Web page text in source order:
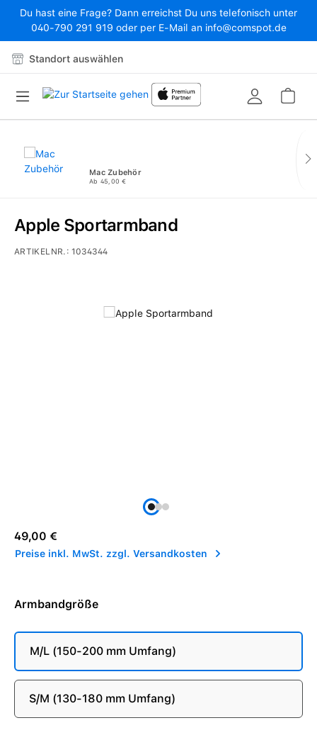
Zum Hauptinhalt springen
Du hast eine Frage? Dann erreichst Du uns telefonisch unter
040-790 291 919 oder per E-Mail an info@comspot.de
Standort auswählen
Mac Zubehör
Ab 45,00 €
Bildergalerie überspringen
Apple Sportarmband
ARTIKELNR.:1034344
Regulärer Preis:
49,00 €
Preise inkl. MwSt. zzgl. Versandkosten
Armbandgröße
M/L (150-200 mm Umfang)
S/M (130-180 mm Umfang)